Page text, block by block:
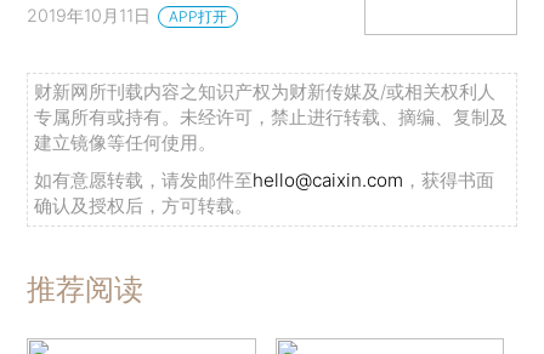
2019年10月11日 APP打开
财新网所刊载内容之知识产权为财新传媒及/或相关权利人
专属所有或持有。未经许可，禁止进行转载、摘编、复制及
建立镜像等任何使用。
如有意愿转载，请发邮件至hello@caixin.com ，获得书面
确认及授权后，方可转载。
推荐阅读